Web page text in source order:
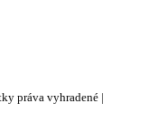
práva vyhradené |